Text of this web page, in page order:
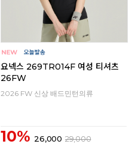
요넥스 269TR014F 여성 티셔츠
26FW
2026 FW 신상 배드민턴의류
10% 26,000 29,000